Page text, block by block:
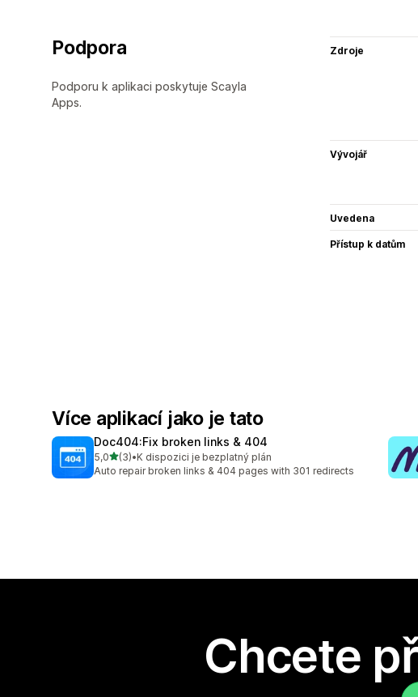
Podpora
Podporu k aplikaci poskytuje Scayla
Apps.
Zdroje
Vývojář
Uvedena
Přístup k datům
Více aplikací jako je tato
Doc404:Fix broken links & 404
5,0z 5 hvězd
(3)
Celkový počet recenzí: 3
•K dispozici je bezplatný plán
Auto repair broken links & 404 pages with 301 redirects
Chcete